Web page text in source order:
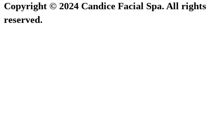
Copyright © 2024 Candice Facial Spa. All rights
reserved.